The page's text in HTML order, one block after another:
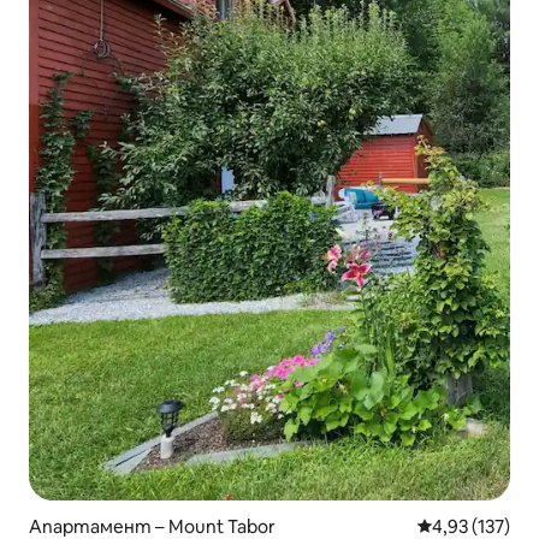
Апартамент – Mount Tabor Средна
4,93 (137)